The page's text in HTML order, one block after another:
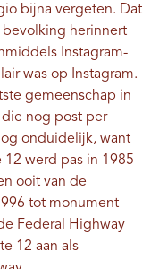
bijna vergeten. Dat
herinnert
Instagram-
was op Instagram.
gemeenschap in
nog post per
onduidelijk, want
12 werd pas in 1985
ooit van de
tot monument
Federal Highway
12 aan als